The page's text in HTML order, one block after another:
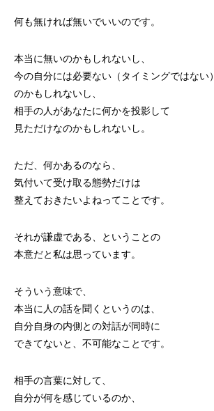
何も無ければ無いでいいのです。
本当に無いのかもしれないし、
今の自分には必要ない（タイミングではない）
のかもしれないし、
相手の人があなたに何かを投影して
見ただけなのかもしれないし。
ただ、何かあるのなら、
気付いて受け取る態勢だけは
整えておきたいよねってことです。
それが謙虚である、ということの
本意だと私は思っています。
そういう意味で、
本当に人の話を聞くというのは、
自分自身の内側との対話が同時に
できてないと、不可能なことです。
相手の言葉に対して、
自分が何を感じているのか、